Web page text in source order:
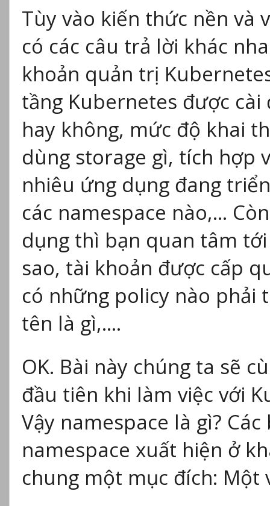
Tùy vào kiến thức nền và
có các câu trả lời khác
khoản quản trị
tầng Kubernetes được cài
hay không, mức độ khai
dùng storage gì, tích hợp
nhiêu ứng dụng đang
các namespace nào,…
dụng thì bạn quan tâm
sao, tài khoản được cấp
có những policy nào phải
tên là gì,….
OK. Bài này chúng ta sẽ
đầu tiên khi làm việc với
Vậy namespace là gì?
namespace xuất hiện ở
chung một mục đích: Một